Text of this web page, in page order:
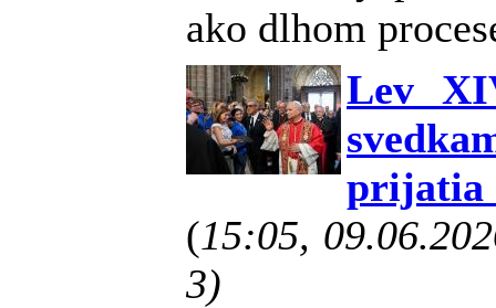
ako dlhom
Lev
prijatia
(15:05,
3)